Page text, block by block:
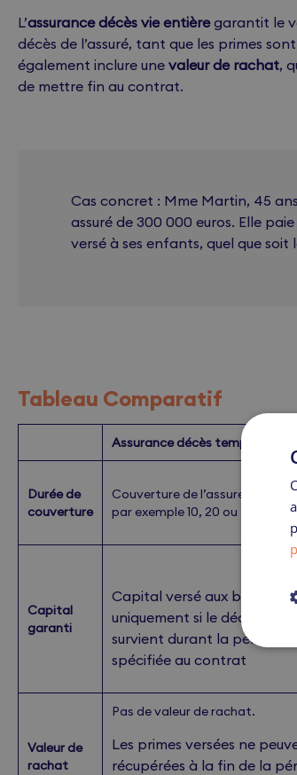
L’assurance décès vie entièregarantit le
décès de l’assuré, tant que les primes
également inclure une valeur de rachat,
de mettre fin au contrat.
Cas concret : Mme Martin, 45
assuré de 300 000 euros. Elle
versé à ses enfants, quel que soit
Tableau Comparatif
Assurance décès temporaire
Durée de
couverture
Couverture de l’assuré sur une
par exemple 10, 20 ou 30 ans
Capital
garanti
Capital versé aux
uniquement si le décès de
survient durant la période
spécifiée au contrat
Valeur de
rachat
Pas de valeur de rachat.
Les primes versées ne
récupérées à la fin de la